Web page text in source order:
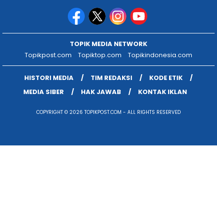
TOPIK MEDIA NETWORK
Topikpost.com
Topiktop.com Topikindonesia.com
HISTORI MEDIA TIM REDAKSI
KODE ETIK
MEDIA SIBER
HAK JAWAB KONTAK IKLAN
COPYRIGHT © 2026 TOPIKPOST.COM - ALL RIGHTS RESERVED